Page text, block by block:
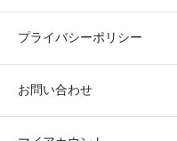
プライバシーポリシー
お問い合わせ